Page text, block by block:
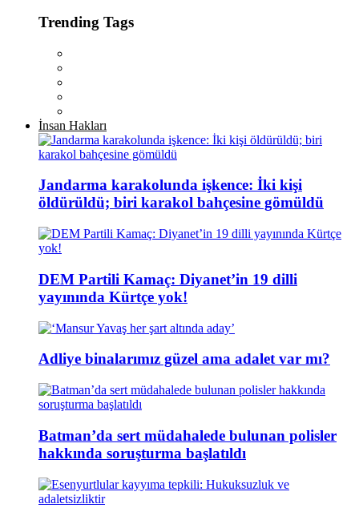
Trending Tags
İnsan Hakları
Jandarma karakolunda işkence: İki kişi
öldürüldü; biri karakol bahçesine gömüldü
DEM Partili Kamaç: Diyanet’in 19 dilli
yayınında Kürtçe yok!
Adliye binalarımız güzel ama adalet var mı?
Batman’da sert müdahalede bulunan polisler
hakkında soruşturma başlatıldı